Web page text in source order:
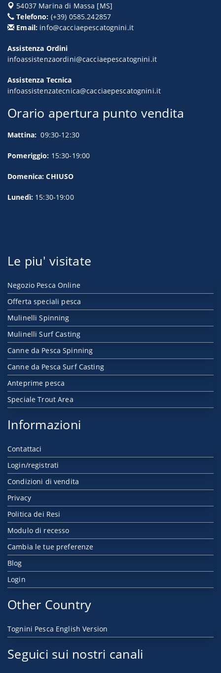
54037 Marina di Massa [MS]
Telefono: (+39) 0585.242857
Email: info@cacciaepescatognini.it
Assistenza Ordini
infoassistenzaordini@cacciaepescatognini.it
Assistenza Tecnica
infoassistenzatecnica@cacciaepescatognini.it
Orario apertura punto vendita
Mattina: 09:30-12:30
Pomeriggio: 15:30-19:00
Domenica: CHIUSO
Lunedì: 15:30-19:00
Le piu' visitate
Negozio Pesca Online
Offerta speciali pesca
Mulinelli Spinning
Mulinelli Surf Casting
Canne da Pesca Spinning
Canne da Pesca Surf Casting
Anteprime pesca
Speciale Trout Area
Informazioni
Contattaci
Login/registrati
Condizioni di vendita
Privacy
Politica dei Resi
Modulo di recesso
Cambia le tue preferenze
Blog
Login
Other Country
Tognini Pesca English Version
Seguici sui nostri canali